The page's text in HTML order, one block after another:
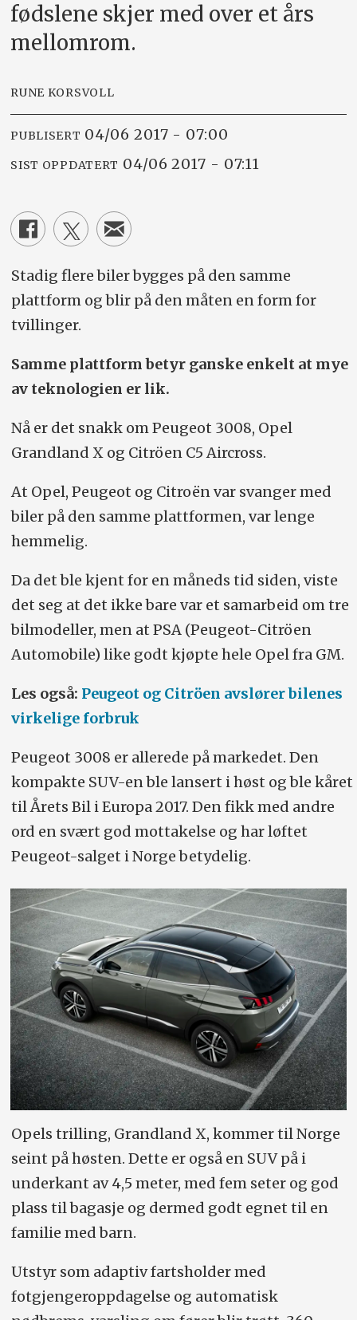
fødslene skjer med over et års
mellomrom.
RUNE KORSVOLL
PUBLISERT 04/06 2017 - 07:00
SIST OPPDATERT 04/06 2017 - 07:11
Stadig flere biler bygges på den samme
plattform og blir på den måten en form for
tvillinger.
Samme plattform betyr ganske enkelt at mye
av teknologien er lik.
Nå er det snakk om Peugeot 3008, Opel
Grandland X og Citröen C5 Aircross.
At Opel, Peugeot og Citroën var svanger med
biler på den samme plattformen, var lenge
hemmelig.
Da det ble kjent for en måneds tid siden, viste
det seg at det ikke bare var et samarbeid om tre
bilmodeller, men at PSA (Peugeot-Citröen
Automobile) like godt kjøpte hele Opel fra GM.
Les også: Peugeot og Citröen avslører bilenes
virkelige forbruk
Peugeot 3008 er allerede på markedet. Den
kompakte SUV-en ble lansert i høst og ble kåret
til Årets Bil i Europa 2017. Den fikk med andre
ord en svært god mottakelse og har løftet
Peugeot-salget i Norge betydelig.
Opels trilling, Grandland X, kommer til Norge
seint på høsten. Dette er også en SUV på i
underkant av 4,5 meter, med fem seter og god
plass til bagasje og dermed godt egnet til en
familie med barn.
Utstyr som adaptiv fartsholder med
fotgjengeroppdagelse og automatisk